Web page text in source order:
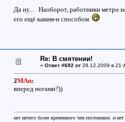
Да ну... Наоборот, работники метро
его ещё каким-н способом
Re: В смятении!
« Ответ #692 от28.12.2009 в
2MAn:
вперед ногами?))
нет ничего более временного чем постоянное. и